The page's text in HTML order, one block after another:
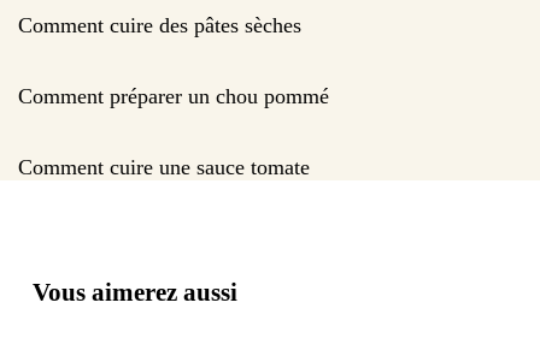
Comment cuire des pâtes sèches
Comment préparer un chou pommé
Comment cuire une sauce tomate
Vous aimerez aussi